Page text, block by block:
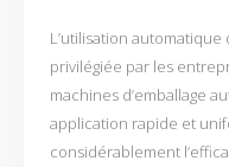
L’utilisation
privilégiée par les
machines d’emballage
application rapide et
considérablement